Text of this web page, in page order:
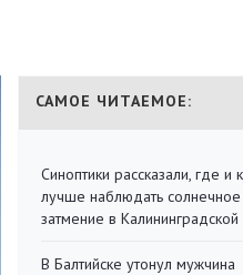
САМОЕ ЧИТАЕМОЕ:
Синоптики рассказали, где и
лучше наблюдать солнечное
затмение в Калининградской
В Балтийске утонул мужчина